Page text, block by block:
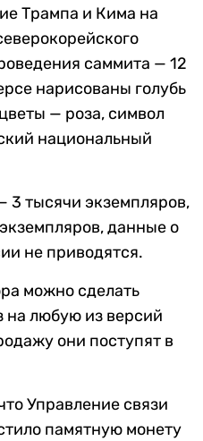
Трампа и Кима на
саммита — 12
нарисованы голубь
— роза, символ
национальный
3 тысячи экземпляров,
данные о
не приводятся.
можно сделать
на любую из версий
они поступят в
Управление связи
памятную монету